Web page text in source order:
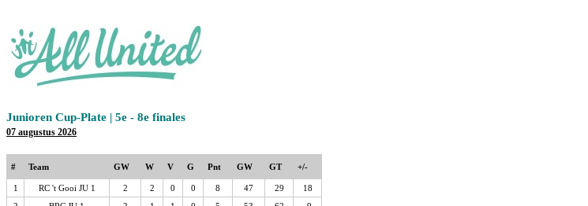
Junioren Cup-Plate | 5e - 8e finales
07 augustus 2026
# Team GW W V G Pnt GW GT +/-
1 RC 't Gooi JU 1 2 2 0 0 8 47 29
18